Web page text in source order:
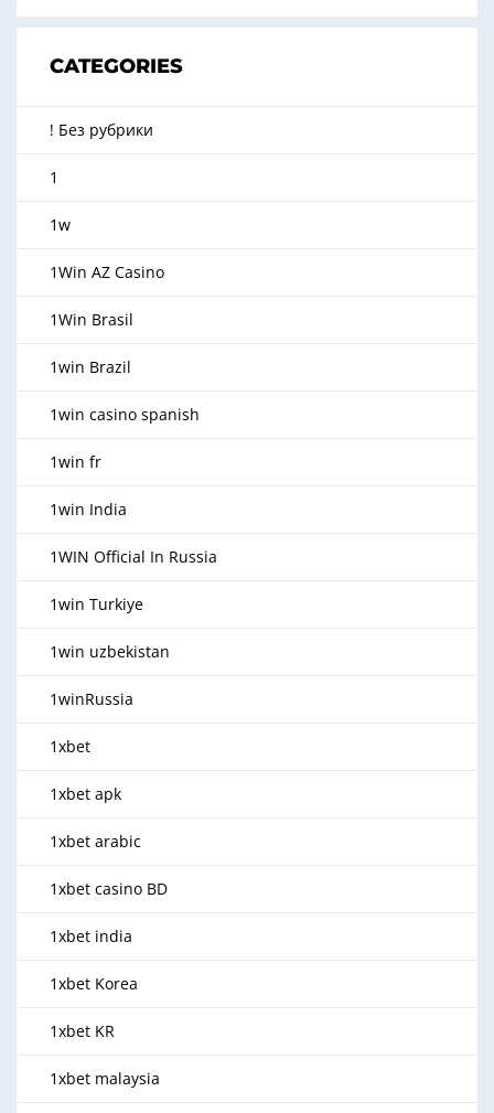
CATEGORIES
! Без рубрики
1
1w
1Win AZ Casino
1Win Brasil
1win Brazil
1win casino spanish
1win fr
1win India
1WIN Official In Russia
1win Turkiye
1win uzbekistan
1winRussia
1xbet
1xbet apk
1xbet arabic
1xbet casino BD
1xbet india
1xbet Korea
1xbet KR
1xbet malaysia